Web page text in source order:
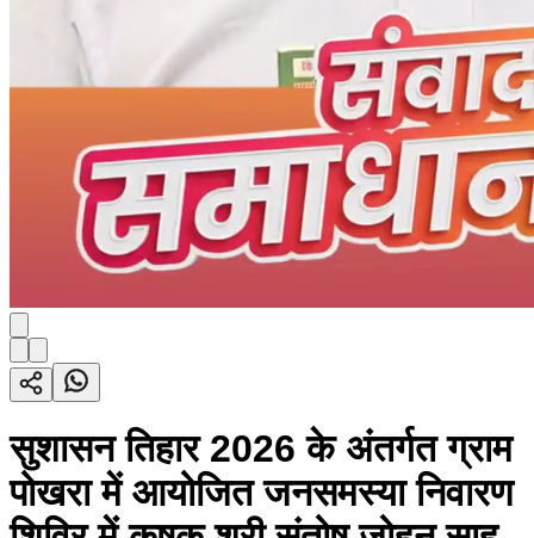
सुशासन तिहार 2026 के अंतर्गत ग्राम
पोखरा में आयोजित जनसमस्या निवारण